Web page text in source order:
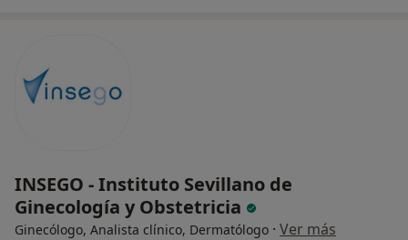
INSEGO - Instituto Sevillano de
Ginecología y Obstetricia
Ginecólogo, Analista clínico, Dermatólogo · Ver más